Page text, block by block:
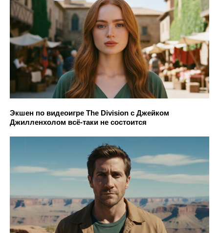
Экшен по видеоигре The Division с Джейком
Джилленхолом всё-таки не состоится